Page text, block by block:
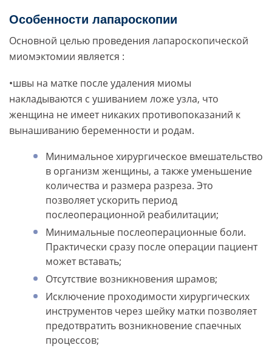
Особенности лапароскопии
Основной целью проведения лапароскопической
миомэктомии является :
•швы на матке после удаления миомы
накладываются с ушиванием ложе узла, что
женщина не имеет никаких противопоказаний к
вынашиванию беременности и родам.
Минимальное хирургическое вмешательство
в организм женщины, а также уменьшение
количества и размера разреза. Это
позволяет ускорить период
послеоперационной реабилитации;
Минимальные послеоперационные боли.
Практически сразу после операции пациент
может вставать;
Отсутствие возникновения шрамов;
Исключение проходимости хирургических
инструментов через шейку матки позволяет
предотвратить возникновение спаечных
процессов;